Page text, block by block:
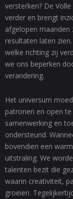
versterken? De
verder en brengt
afgelopen
resultaten laten
welke richting zij
we ons beperken
verandering.
Het universum
patronen en open
samenwerking en
ondersteund.
bovendien een
uitstraling. We
talenten bezit die
waarin creativiteit,
groeien.